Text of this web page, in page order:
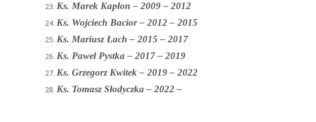
Ks. Marek Kapłon – 2009 – 2012
Ks. Wojciech Bacior – 2012 – 2015
Ks. Mariusz Łach – 2015 – 2017
Ks. Paweł Pystka – 2017 – 2019
Ks. Grzegorz Kwitek – 2019 – 2022
Ks. Tomasz Słodyczka – 2022 –